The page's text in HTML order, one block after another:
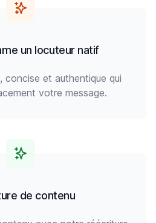
un locuteur natif
concise et authentique qui
votre message.
de contenu